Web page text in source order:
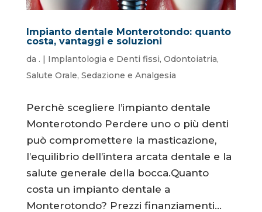
Impianto dentale Monterotondo: quanto
costa, vantaggi e soluzioni
da . | Implantologia e Denti fissi, Odontoiatria,
Salute Orale, Sedazione e Analgesia
Perchè scegliere l’impianto dentale
Monterotondo Perdere uno o più denti
può compromettere la masticazione,
l’equilibrio dell’intera arcata dentale e la
salute generale della bocca.Quanto
costa un impianto dentale a
Monterotondo? Prezzi finanziamenti...